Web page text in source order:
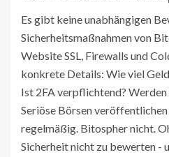
Es gibt keine unabhängigen
Sicherheitsmaßnahmen von
Website SSL, Firewalls und
konkrete Details: Wie viel
Ist 2FA verpflichtend?
Seriöse Börsen
regelmäßig. Bitospher nicht.
Sicherheit nicht zu bewerten -